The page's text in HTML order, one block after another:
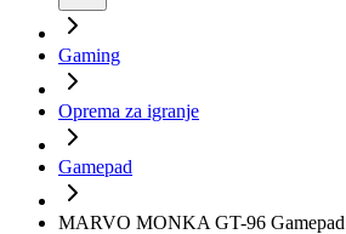
Gaming
Oprema za igranje
Gamepad
MARVO MONKA GT-96 Gamepad